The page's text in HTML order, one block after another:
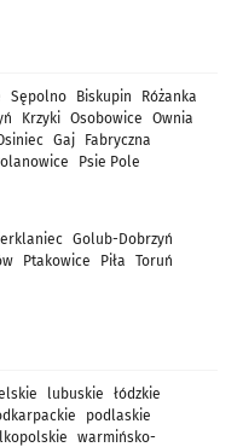
Sępolno Biskupin
Różanka
Krzyki Osobowice
Ownia
Gaj
Fabryczna
Psie Pole
Golub-Dobrzyń
Ptakowice Piła
Toruń
lubuskie
łódzkie
podlaskie
warmińsko-